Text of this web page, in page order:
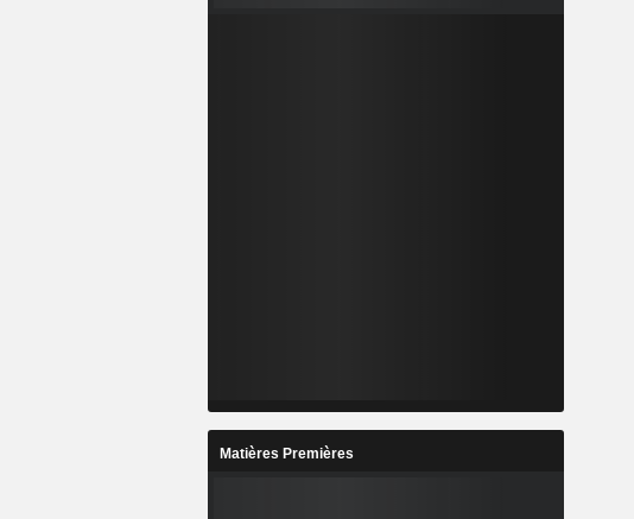
Matières Premières